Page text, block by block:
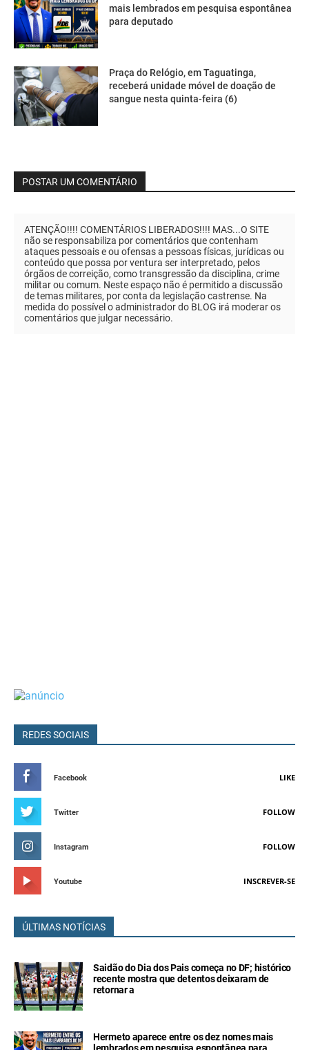
mais lembrados em pesquisa espontânea
para deputado
Praça do Relógio, em Taguatinga,
receberá unidade móvel de doação de
sangue nesta quinta-feira (6)
POSTAR UM COMENTÁRIO
ATENÇÃO!!!! COMENTÁRIOS LIBERADOS!!!! MAS...O SITE
não se responsabiliza por comentários que contenham
ataques pessoais e ou ofensas a pessoas físicas, jurídicas ou
conteúdo que possa por ventura ser interpretado, pelos
órgãos de correição, como transgressão da disciplina, crime
militar ou comum. Neste espaço não é permitido a discussão
de temas militares, por conta da legislação castrense. Na
medida do possível o administrador do BLOG irá moderar os
comentários que julgar necessário.
REDES SOCIAIS
Facebook LIKE
Twitter FOLLOW
Instagram FOLLOW
Youtube INSCREVER-SE
ÚLTIMAS NOTÍCIAS
Saidão do Dia dos Pais começa no DF; histórico
recente mostra que detentos deixaram de
retornar a
Hermeto aparece entre os dez nomes mais
lembrados em pesquisa espontânea para